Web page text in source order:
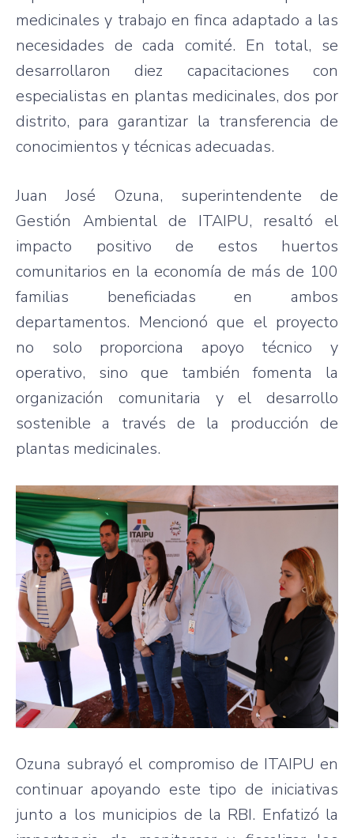
medicinales y trabajo en finca adaptado a las
necesidades de cada comité. En total, se
desarrollaron diez capacitaciones con
especialistas en plantas medicinales, dos por
distrito, para garantizar la transferencia de
conocimientos y técnicas adecuadas.
Juan José Ozuna, superintendente de
Gestión Ambiental de ITAIPU, resaltó el
impacto positivo de estos huertos
comunitarios en la economía de más de 100
familias beneficiadas en ambos
departamentos. Mencionó que el proyecto
no solo proporciona apoyo técnico y
operativo, sino que también fomenta la
organización comunitaria y el desarrollo
sostenible a través de la producción de
plantas medicinales.
Ozuna subrayó el compromiso de ITAIPU en
continuar apoyando este tipo de iniciativas
junto a los municipios de la RBI. Enfatizó la